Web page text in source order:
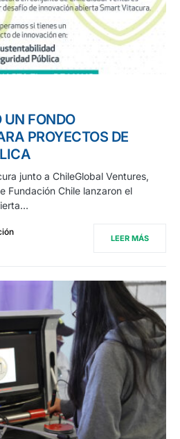
FONDO
PROYECTOS DE
junto a ChileGlobal Ventures,
Fundación Chile lanzaron el
LEER MÁS